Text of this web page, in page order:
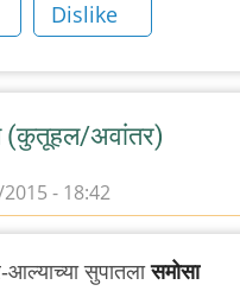
Dislike
अवांतर)
- 18:42
आल्याच्या सुपातलासमोसा